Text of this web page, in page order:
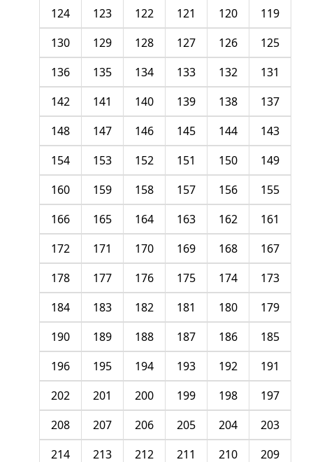
119
120
121
122
123
124
125
126
127
128
129
130
131
132
133
134
135
136
137
138
139
140
141
142
143
144
145
146
147
148
149
150
151
152
153
154
155
156
157
158
159
160
161
162
163
164
165
166
167
168
169
170
171
172
173
174
175
176
177
178
179
180
181
182
183
184
185
186
187
188
189
190
191
192
193
194
195
196
197
198
199
200
201
202
203
204
205
206
207
208
209
210
211
212
213
214